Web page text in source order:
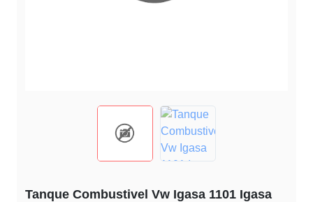
Tanque Combustivel Vw Igasa 1101 Igasa